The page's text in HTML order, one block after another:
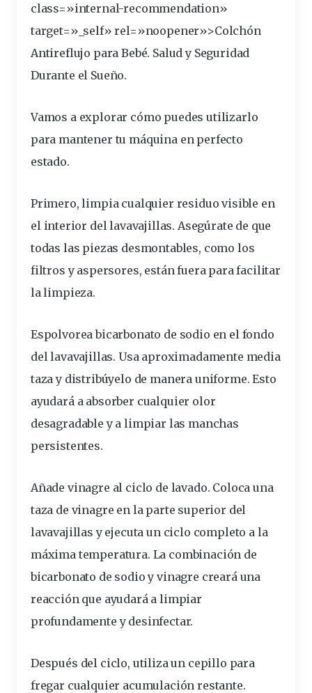
class=»internal-recommendation»
target=»_self» rel=»noopener»>Colchón
Antireflujo para Bebé. Salud y Seguridad
Durante el Sueño.
Vamos a explorar cómo puedesutilizarlo
para mantener tu máquina en perfecto
estado.
Primero, limpia cualquier residuo visible en
el interior del lavavajillas. Asegúrate de que
todas las piezas desmontables, como los
filtros y aspersores, están fuera para facilitar
la limpieza.
Espolvorea bicarbonato de sodio en el fondo
del lavavajillas. Usa aproximadamente media
taza y distribúyelo de manera uniforme. Esto
ayudará a absorber cualquier olor
desagradable y a limpiar las manchas
persistentes.
Añade vinagre al ciclo de lavado. Coloca una
taza de vinagre en la parte superior del
lavavajillas y ejecuta un ciclo completo a la
máxima temperatura. La combinación de
bicarbonato de sodio y vinagre creará una
reacción que ayudará a limpiar
profundamente y desinfectar.
Después del ciclo, utiliza un cepillo para
fregar cualquier acumulación restante.